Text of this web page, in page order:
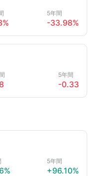
5年間
-33.98%
5年間
-0.33
5年間
+96.10%